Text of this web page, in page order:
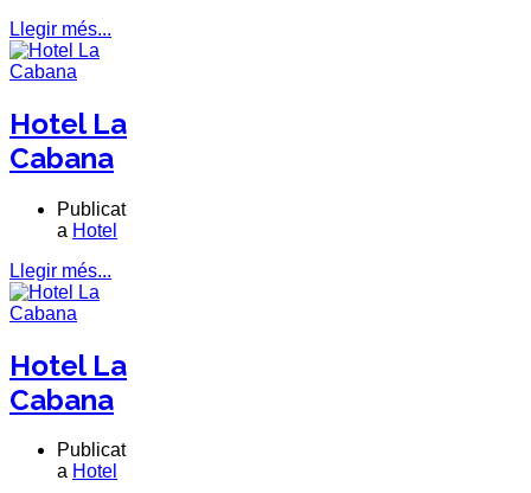
Llegir més...
Hotel La
Cabana
Publicat
a Hotel
Llegir més...
Hotel La
Cabana
Publicat
a Hotel